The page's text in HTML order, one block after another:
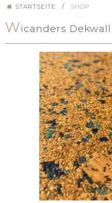
STARTSEITE / SHOP
Wicanders Dekwall